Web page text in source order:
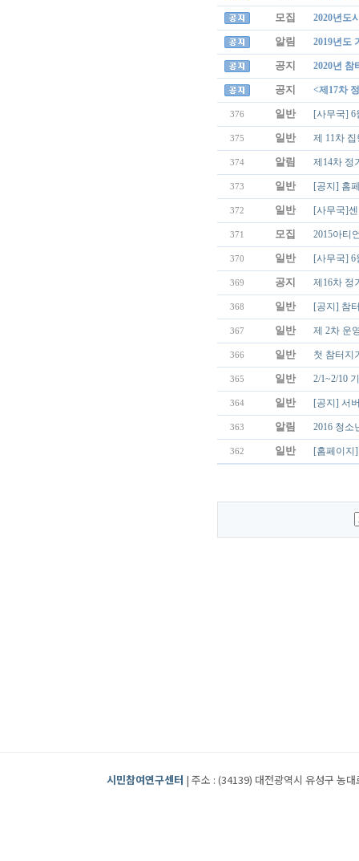
모집 2020년도
알림 2019년도
공지 2020년 참
공지 <제17차
376 일반 [사무국] 6
375 일반 제 11차
374 알림 제14차 정
373 일반 [공지] 홈
372 일반 [사무국]
371 모집 2015아티
370 일반 [사무국] 6
369 공지 제16차 정
368 일반 [공지] 참
367 일반 제 2차 운
366 일반 첫 참터지
365 일반 2/1~2/10
364 일반 [공지] 서
363 알림 2016 청소
362 일반 [홈페이지
시민참여연구센터 | 주소 : (34139) 대전광역시 유성구 농